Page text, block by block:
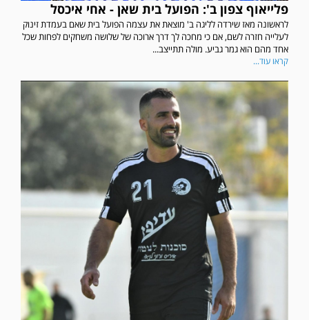
פלייאוף צפון ב': הפועל בית שאן - אחי איכסל
לראשונה מאז שירדה לליגה ב' מוצאת את עצמה הפועל בית שאם בעמדת זינוק
לעלייה חזרה לשם, אם כי מחכה לך דרך ארוכה של שלושה משחקים לפחות שכל
אחד מהם הוא גמר גביע. מולה תתייצב...
קראו עוד...